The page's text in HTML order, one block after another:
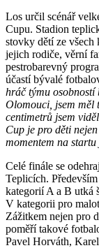
Los určil scénář
Cupu. Stadion
stovky dětí ze všech
jejich rodiče, věrní
pestrobarevný
účastí bývalé
hráč týmu
Olomouci, jsem měl
centimetrů jsem
Cup je pro děti
momentem na
Celé finále se
Teplicích.
kategorií A a B utká
V kategorii pro
Zážitkem nejen pro
poměří takové
Pavel Horváth,